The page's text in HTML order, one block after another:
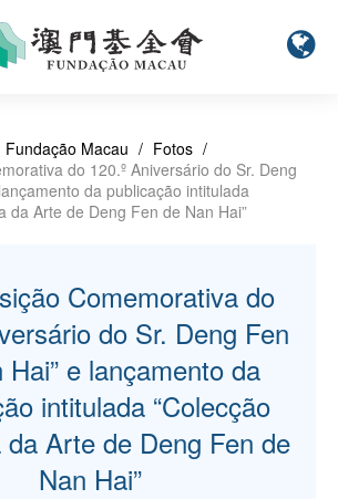
Fundação Macau / Fotos /
do 120.º Aniversário do Sr. Deng
da publicação intitulada
da Arte de Deng Fen de Nan Hai”
Comemorativa do
do Sr. Deng Fen
Hai” e lançamento da
intitulada “Colecção
da Arte de Deng Fen de
Nan Hai”